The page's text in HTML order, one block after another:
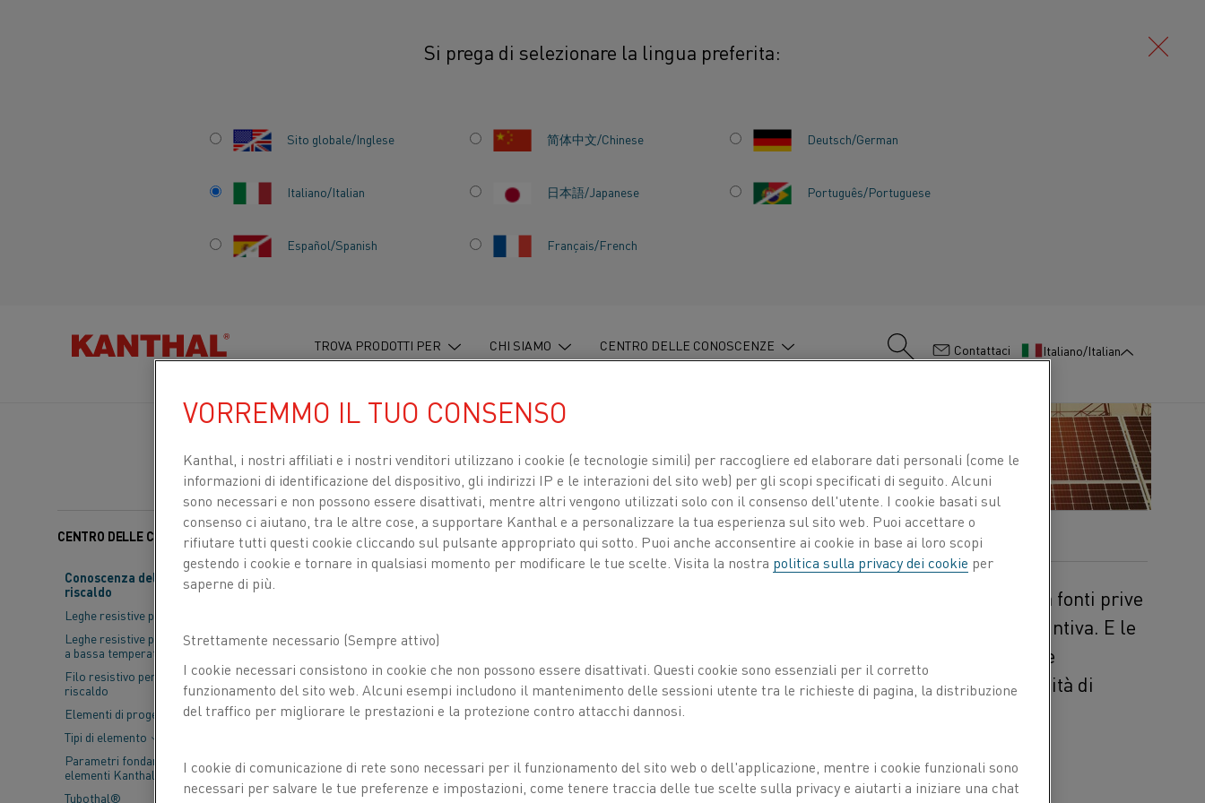
Si prega di selezionare la lingua preferita:
Sito globale/Inglese 简体中文/Chinese Deutsch/German
Italiano/Italian 日本語/Japanese Português/Portuguese
Español/Spanish Français/French
TROVA PRODOTTI PER CHI SIAMO CENTRO DELLE CONOSCENZE : Contattaci Italiano/Italian
Applicazioni interessanti 6 ragioni per cui l’elettricità rinnovabile è in crescita
6 RAGIONI PER CUI
RINNOVABILI È IN
CENTRO DELLE CONOSCENZE
Conoscenza del materiale da
riscaldo
Leghe resistive per riscaldo
Leghe resistive per applicazioni
a bassa temperatura
Filo resistivo per trefoli di
riscaldo
Elementi di progettazione
Tipi di elemento
Parametri fondamentali per gli
elementi Kanthal®
Tubothal®
Categorie: Sostenibilità Pubblicato 26 apr 2024
Secondo l’Agenzia internazionale per l’energia, nei prossimi tre anni l’elettricità generata da fonti prive
di combustibili fossili dovrebbe soddisfare il 90% della domanda di elettricità globale aggiuntiva. E le
preoccupazioni sulla sostenibilità e sul cambiamento climatico non sono gli unici fattori che
promuovono questa tendenza. Ecco sei ragioni per cui possiamo aspettarci che la disponibilità di
energia pulita continui ad aumentare nei prossimi anni.
1. IL COSTO DEI COMBUSTIBILI FOSSILI STA AUMENTANDO…
VORREMMO IL TUO CONSENSO
Kanthal, i nostri affiliati e i nostri venditori utilizzano i cookie (e tecnologie simili) per raccogliere ed elaborare dati personali (come le
informazioni di identificazione del dispositivo, gli indirizzi IP e le interazioni del sito web) per gli scopi specificati di seguito. Alcuni
sono necessari e non possono essere disattivati, mentre altri vengono utilizzati solo con il consenso dell'utente. I cookie basati sul
consenso ci aiutano, tra le altre cose, a supportare Kanthal e a personalizzare la tua esperienza sul sito web. Puoi accettare o
rifiutare tutti questi cookie cliccando sul pulsante appropriato qui sotto. Puoi anche acconsentire ai cookie in base ai loro scopi
gestendo i cookie e tornare in qualsiasi momento per modificare le tue scelte. Visita la nostra politica sulla privacy dei cookie per
saperne di più.
Strettamente necessario (Sempre attivo)
I cookie necessari consistono in cookie che non possono essere disattivati. Questi cookie sono essenziali per il corretto
funzionamento del sito web. Alcuni esempi includono il mantenimento delle sessioni utente tra le richieste di pagina, la distribuzione
del traffico per migliorare le prestazioni e la protezione contro attacchi dannosi.
I cookie di comunicazione di rete sono necessari per il funzionamento del sito web o dell'applicazione, mentre i cookie funzionali sono
necessari per salvare le tue preferenze e impostazioni, come tenere traccia delle tue scelte sulla privacy e aiutarti a iniziare una chat